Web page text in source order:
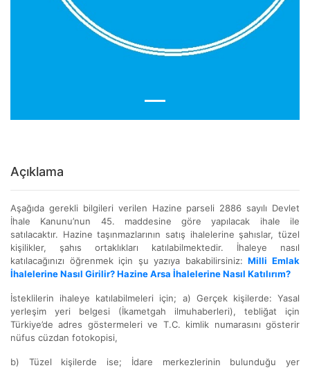
Açıklama
Aşağıda gerekli bilgileri verilen Hazine parseli 2886 sayılı Devlet
İhale Kanunu’nun 45. maddesine göre yapılacak ihale ile
satılacaktır. Hazine taşınmazlarının satış ihalelerine şahıslar, tüzel
kişilikler, şahıs ortaklıkları katılabilmektedir. İhaleye nasıl
katılacağınızı öğrenmek için şu yazıya bakabilirsiniz:Milli Emlak
İhalelerine Nasıl Girilir? Hazine Arsa İhalelerine Nasıl Katılırım?
İsteklilerin ihaleye katılabilmeleri için; a) Gerçek kişilerde: Yasal
yerleşim yeri belgesi (İkametgah ilmuhaberleri), tebliğat için
Türkiye’de adres göstermeleri ve T.C. kimlik numarasını gösterir
nüfus cüzdan fotokopisi,
b) Tüzel kişilerde ise; İdare merkezlerinin bulunduğu yer